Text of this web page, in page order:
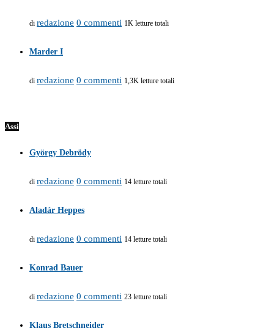
di redazione 0 commenti 1K letture totali
Marder I
di redazione 0 commenti 1,3K letture totali
Assi
György Debrödy
di redazione 0 commenti 14 letture totali
Aladár Heppes
di redazione 0 commenti 14 letture totali
Konrad Bauer
di redazione 0 commenti 23 letture totali
Klaus Bretschneider